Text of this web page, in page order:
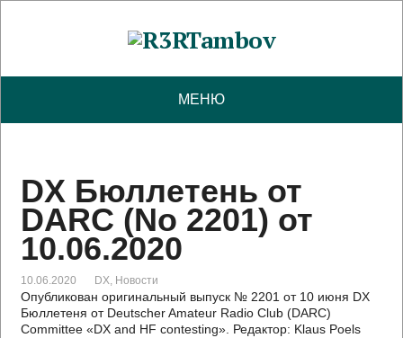
МЕНЮ
DX Бюллетень от
DARC (No 2201) от
10.06.2020
10.06.2020 DX, Новости
Опубликован оригинальный выпуск № 2201 от 10 июня DX
Бюллетеня от Deutscher Amateur Radio Club (DARC)
Committee «DX and HF contesting». Редактор: Klaus Poels